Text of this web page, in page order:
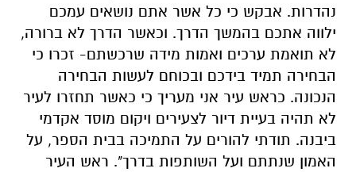
נהדרות. אבקש כי כל אשר אתם נושאים עמכם
ילווה אתכם בהמשך הדרך. וכאשר הדרך לא ברורה,
לא תואמת ערכים ואמות מידה שרכשתם- זכרו כי
הבחירה תמיד בידכם ובכוחם לעשות הבחירה
הנכונה. כראש עיר אני מעריך כי כאשר תחזרו לעיר
לא תהיה בעיית דיור לצעירים ויקום מוסד אקדמי
ביבנה. תודתי להורים על התמיכה בבית הספר, על
האמון שנתתם ועל השותפות בדרך". ראש העיר